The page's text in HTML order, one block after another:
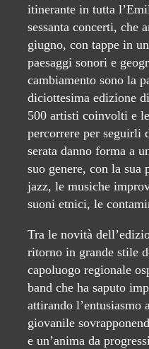
itinerante in tutta
sessanta concerti, che
giugno, con tappe in
paesaggi sonori e
cambiamento sono la
diciottesima edizione
500 artisti coinvolti e
percorrere per seguirli
serata danno forma a
suo genere, con la sua
jazz, le musiche
suoni etnici, le
Tra le novità
ritorno in grande stile
capoluogo regionale
band che ha saputo
attirando l’entusiasmo
giovanile
e un’anima da